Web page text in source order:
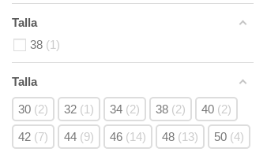
Talla
38
1
Talla
30 2 32 1 34 2 38 2 40 2
42 7 44 9 46 14 48 13 50 4